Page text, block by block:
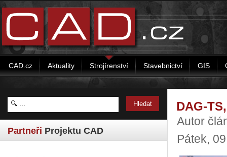
CAD.cz Aktuality Strojírenství Stavebnictví GIS
Partneři Projektu CAD
DAG-
Autor
Pátek,